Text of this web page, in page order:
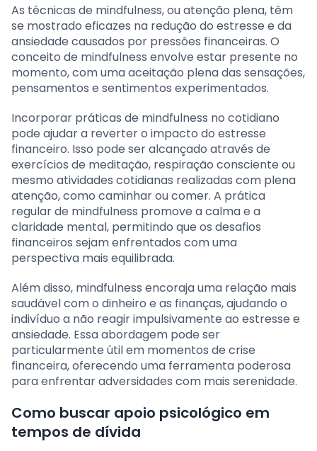
As técnicas de mindfulness, ou atenção plena, têm
se mostrado eficazes na redução do estresse e da
ansiedade causados por pressões financeiras. O
conceito de mindfulness envolve estar presente no
momento, com uma aceitação plena das sensações,
pensamentos e sentimentos experimentados.
Incorporar práticas de mindfulness no cotidiano
pode ajudar a reverter o impacto do estresse
financeiro. Isso pode ser alcançado através de
exercícios de meditação, respiração consciente ou
mesmo atividades cotidianas realizadas com plena
atenção, como caminhar ou comer. A prática
regular de mindfulness promove a calma e a
claridade mental, permitindo que os desafios
financeiros sejam enfrentados com uma
perspectiva mais equilibrada.
Além disso, mindfulness encoraja uma relação mais
saudável com o dinheiro e as finanças, ajudando o
indivíduo a não reagir impulsivamente ao estresse e
ansiedade. Essa abordagem pode ser
particularmente útil em momentos de crise
financeira, oferecendo uma ferramenta poderosa
para enfrentar adversidades com mais serenidade.
Como buscar apoio psicológico em
tempos de dívida